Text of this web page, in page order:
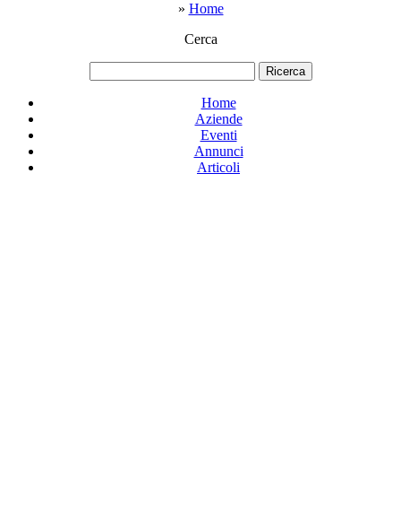
» Home
Cerca
Home
Aziende
Eventi
Annunci
Articoli